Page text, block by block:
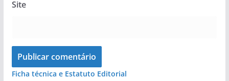
Site
Ficha técnica e Estatuto Editorial